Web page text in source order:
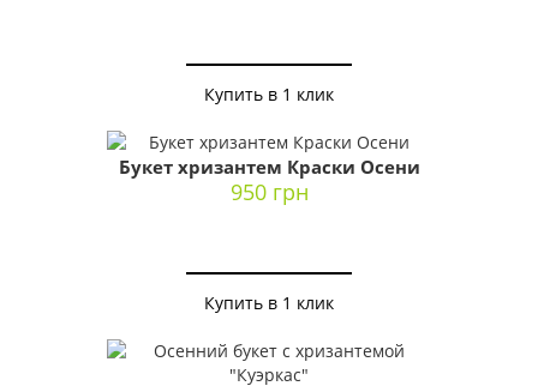
Купить в 1 клик
Букет хризантем Краски Осени
950 грн
Купить в 1 клик